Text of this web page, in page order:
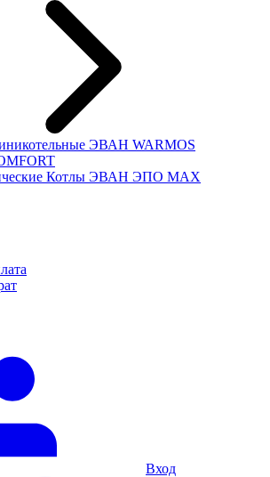
ЭВАН WARMOS
Котлы ЭВАН ЭПО MAX
Вход